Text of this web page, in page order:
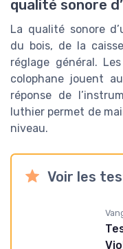
qualité sonore
La qualité sonore
du bois, de la
réglage général.
colophane jouent
réponse de
luthier permet de
niveau.
Voir les